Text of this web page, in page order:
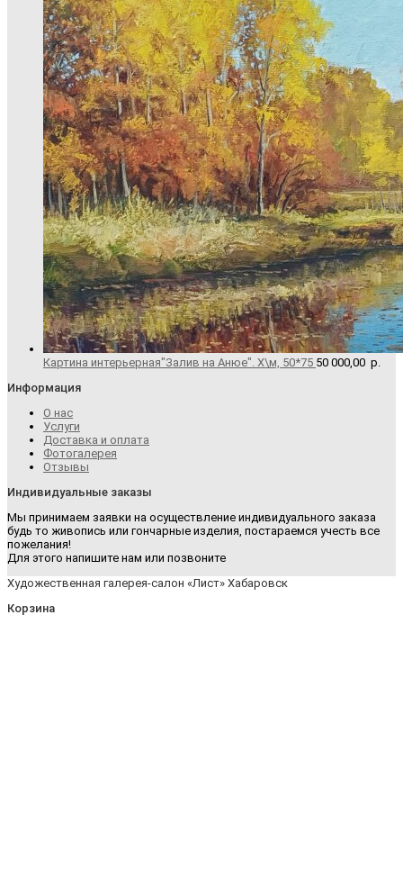
Картина интерьерная"Залив на Анюе". Х\м, 50*75 50 000,00 р.
Информация
О нас
Услуги
Доставка и оплата
Фотогалерея
Отзывы
Индивидуальные заказы
Мы принимаем заявки на осуществление индивидуального заказа
будь то живопись или гончарные изделия, постараемся учесть все
пожелания!
Для этого напишите нам или позвоните
Художественная галерея-салон «Лист» Хабаровск
Корзина